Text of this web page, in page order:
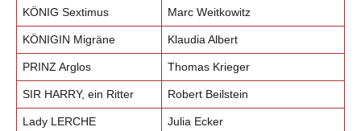
KÖNIG Sextimus Marc Weitkowitz
KÖNIGIN Migräne Klaudia Albert
PRINZ Arglos Thomas Krieger
SIR HARRY, ein Ritter Robert Beilstein
Lady LERCHE Julia Ecker